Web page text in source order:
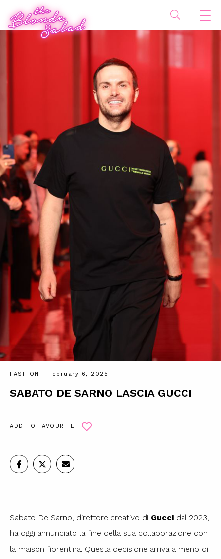
FASHION - February 6, 2025
SABATO DE SARNO LASCIA GUCCI
ADD TO FAVOURITE
Sabato De Sarno, direttore creativo di Gucci dal 2023,
ha oggi annunciato la fine della sua collaborazione con
la maison fiorentina. Questa decisione arriva a meno di